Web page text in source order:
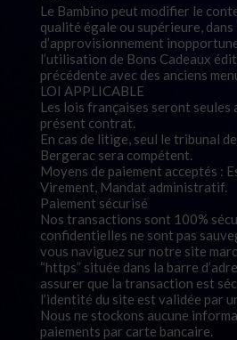
Le Bambino peut modifier le
qualité égale ou supérieure, dans
d’approvisionnement
l’utilisation de Bons Cadeaux
précédente avec des anciens
LOI APPLICABLE
Les lois françaises seront seules
présent contrat.
En cas de litige, seul le tribunal
Bergerac sera compétent.
Moyens de paiement acceptés :
Virement, Mandat administratif.
Paiement sécurisé
Nos transactions sont 100%
confidentielles ne sont pas
vous naviguez sur notre site
“https” située dans la barre
assurer que la transaction est
l’identité du site est validée par
Nous ne stockons aucune
paiements par carte bancaire.